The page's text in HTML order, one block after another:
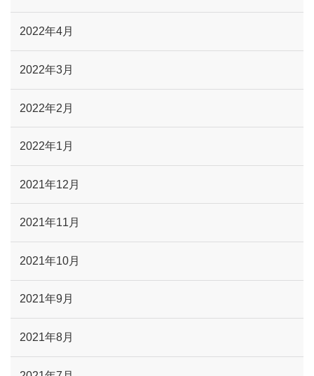
2022年4月
2022年3月
2022年2月
2022年1月
2021年12月
2021年11月
2021年10月
2021年9月
2021年8月